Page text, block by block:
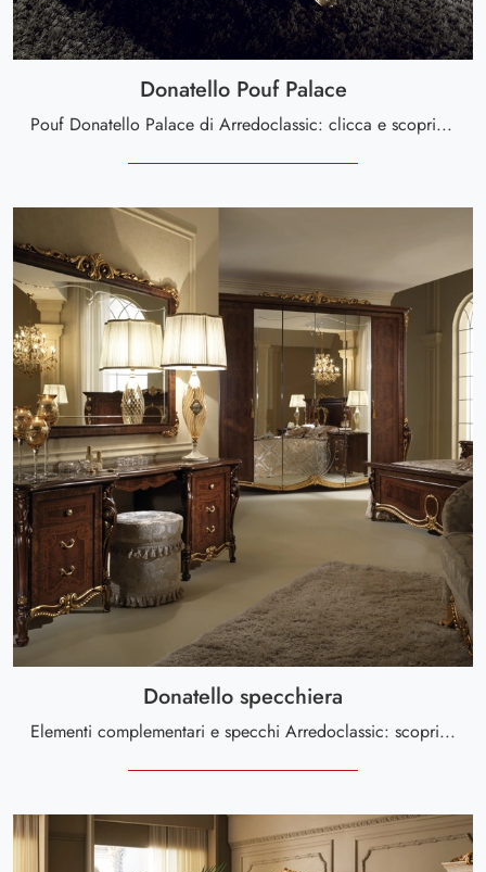
Donatello Pouf Palace
Pouf Donatello Palace di Arredoclassic: clicca e scopri di più sui Complementi e pouf classici in tessuto del noto e rinomato brand!
Donatello specchiera
Elementi complementari e specchi Arredoclassic: scopri come impreziosire i tuoi locali classici con il modello Donatello specchiera.